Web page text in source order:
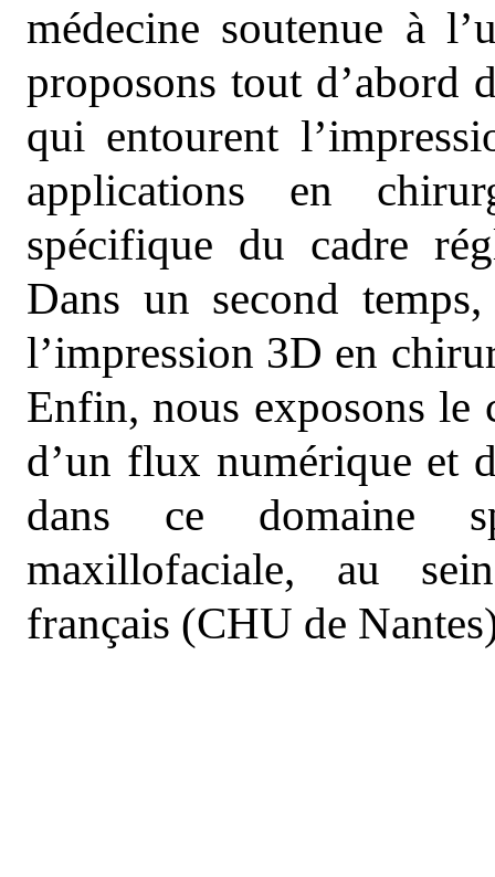
médecine soutenue à
proposons tout d’abord
qui entourent
applications en
spécifique du cadre
Dans un second
l’impression 3D en
Enfin, nous exposons le
d’un flux numérique et
dans ce domaine
maxillofaciale, au
français (CHU de